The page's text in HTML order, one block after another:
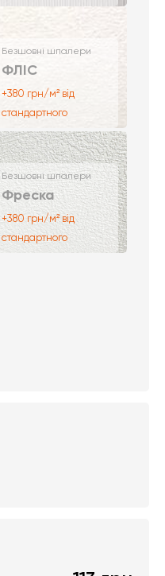
Безшовні шпалери
ФЛІС
+380 грн/м² від
стандартного
Безшовні шпалери
Фреска
+380 грн/м² від
стандартного